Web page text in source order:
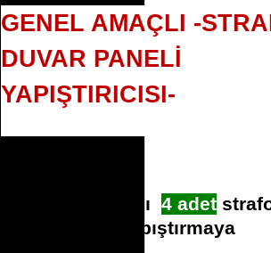
GENEL AMAÇLI -
DUVAR PANELİ
YAPIŞTIRICISI-
1 adet yapıştırıcı 4 adet
duvar paneli yapıştırmaya